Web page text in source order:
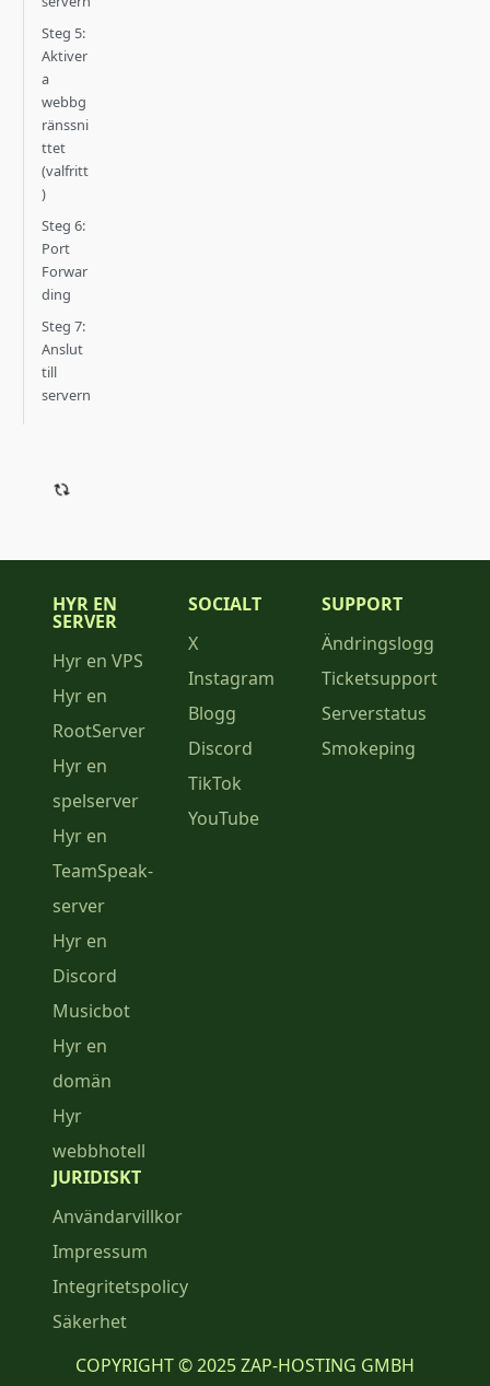
Steg 5:
Aktiver
a
webbg
ränssni
ttet
(valfritt
)
Steg 6:
Port
Forwar
ding
Steg 7:
Anslut
till
servern
HYR EN
SERVER
Hyr en VPS
Hyr en
RootServer
Hyr en
spelserver
Hyr en
TeamSpeak-
server
Hyr en
Discord
Musicbot
Hyr en
domän
Hyr
webbhotell
SOCIALT
X
Instagram
Blogg
Discord
TikTok
YouTube
SUPPORT
Ändringslogg
Ticketsupport
Serverstatus
Smokeping
JURIDISKT
Användarvillkor
Impressum
Integritetspolicy
Säkerhet
COPYRIGHT © 2025 ZAP-HOSTING GMBH